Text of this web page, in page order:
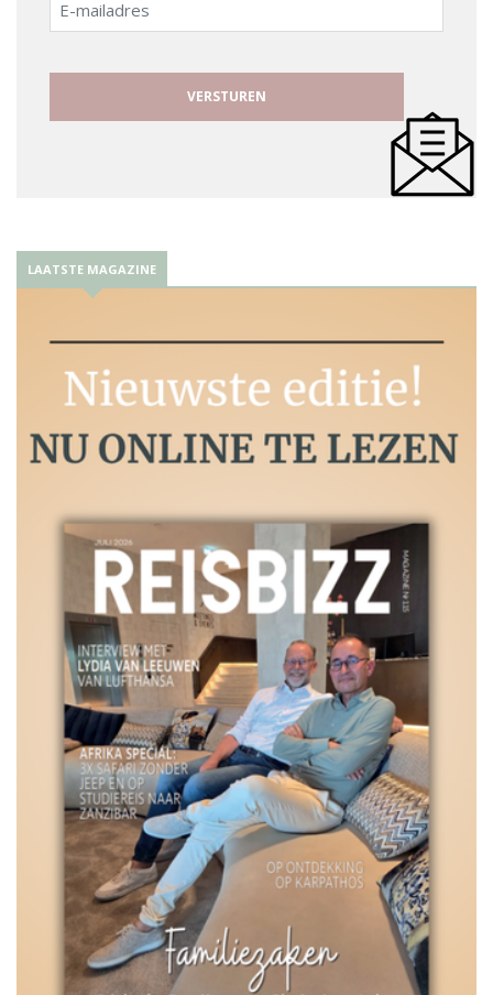
mailadres
LAATSTE MAGAZINE